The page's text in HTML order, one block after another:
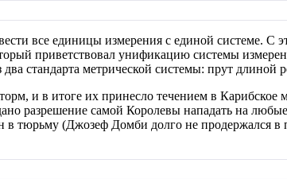
все единицы измерения с единой системе. С
приветствовал унификацию системы
стандарта метрической системы: прут
и в итоге их принесло течением в
разрешение самой Королевы нападать на
тюрьму (Джозеф Домби долго не продержался в